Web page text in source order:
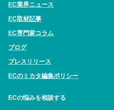
EC業界ニュース
EC取材記事
EC専門家コラム
ブログ
プレスリリース
ECのミカタ編集ポリシー
ECの悩みを相談する